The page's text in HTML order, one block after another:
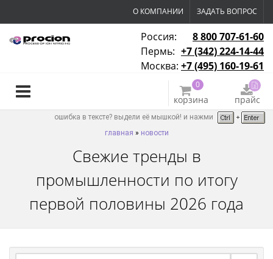
О КОМПАНИИ ЗАДАТЬ ВОПРОС
Россия:
8 800 707-61-60
Пермь: +7 (342) 224-14-44
Москва: +7 (495) 160-19-61
0
корзина прайс
ошибка в тексте? выдели её мышкой! и нажми
главная » новости
Свежие тренды в
промышленности по итогу
первой половины 2026 года